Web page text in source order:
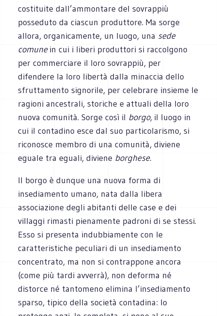
costituite dall’ammontare del sovrappiù
posseduto da ciascun produttore. Ma sorge
allora, organicamente, un luogo, una sede
comunein cui i liberi produttori si raccolgono
per commerciare il loro sovrappiù, per
difendere la loro libertà dalla minaccia dello
sfruttamento signorile, per celebrare insieme le
ragioni ancestrali, storiche e attuali della loro
nuova comunità. Sorge così il borgo, il luogo in
cui il contadino esce dal suo particolarismo, si
riconosce membro di una comunità, diviene
eguale tra eguali, diviene borghese.
Il borgo è dunque una nuova forma di
insediamento umano, nata dalla libera
associazione degli abitanti delle case e dei
villaggi rimasti pienamente padroni di se stessi.
Esso si presenta indubbiamente con le
caratteristiche peculiari di un insediamento
concentrato, ma non si contrappone ancora
(come più tardi avverrà), non deforma né
distorce né tantomeno elimina l’insediamento
sparso, tipico della società contadina: lo